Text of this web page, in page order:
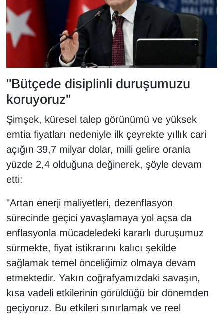
"Bütçede disiplinli duruşumuzu
koruyoruz"
Şimşek, küresel talep görünümü ve yüksek
emtia fiyatları nedeniyle ilk çeyrekte yıllık cari
açığın 39,7 milyar dolar, milli gelire oranla
yüzde 2,4 olduğuna değinerek, şöyle devam
etti:
"Artan enerji maliyetleri, dezenflasyon
sürecinde geçici yavaşlamaya yol açsa da
enflasyonla mücadeledeki kararlı duruşumuz
sürmekte, fiyat istikrarını kalıcı şekilde
sağlamak temel önceliğimiz olmaya devam
etmektedir. Yakın coğrafyamızdaki savaşın,
kısa vadeli etkilerinin görüldüğü bir dönemden
geçiyoruz. Bu etkileri sınırlamak ve reel
VAN'DA SPOR
Vasıta
YAŞAM
YEREL